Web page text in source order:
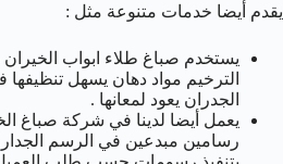
يقدم أيضا خدمات متنوعة مثل :
يستخدم صباغ طلاء ابواب
الترخيم مواد دهان يسهل
الجدران يعود لمعانها .
يعمل أيضا لدينا في شركة صباغ
رسامين مبدعين في الرسم